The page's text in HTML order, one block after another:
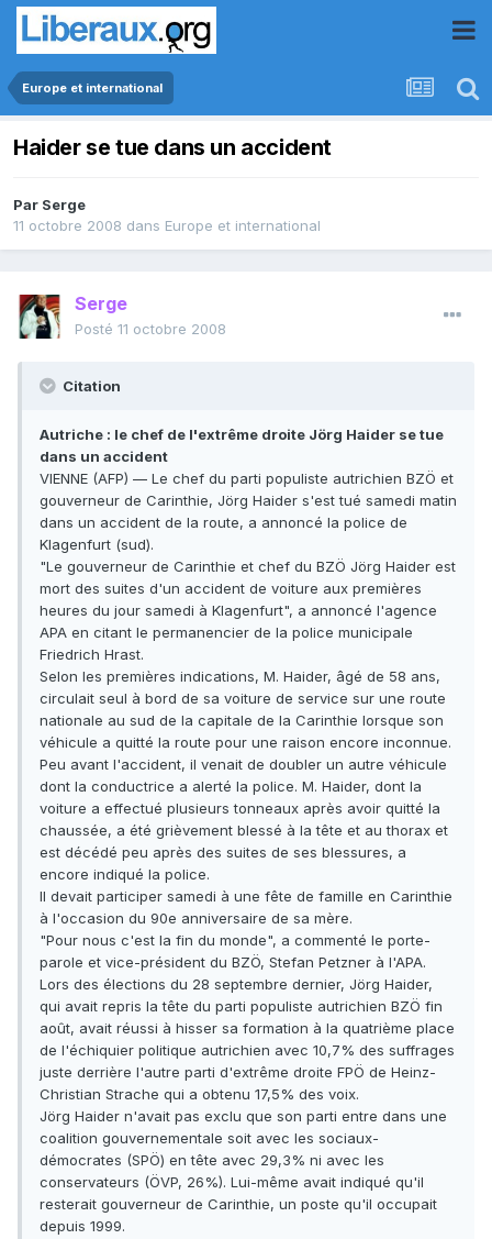
Europe et international
Haider se tue dans un accident
Par Serge
11 octobre 2008 dans Europe et international
Serge
Posté 11 octobre 2008
Citation
Autriche : le chef de l'extrême droite Jörg Haider se tue
dans un accident
VIENNE (AFP) — Le chef du parti populiste autrichien BZÖ et
gouverneur de Carinthie, Jörg Haider s'est tué samedi matin
dans un accident de la route, a annoncé la police de
Klagenfurt (sud).
"Le gouverneur de Carinthie et chef du BZÖ Jörg Haider est
mort des suites d'un accident de voiture aux premières
heures du jour samedi à Klagenfurt", a annoncé l'agence
APA en citant le permanencier de la police municipale
Friedrich Hrast.
Selon les premières indications, M. Haider, âgé de 58 ans,
circulait seul à bord de sa voiture de service sur une route
nationale au sud de la capitale de la Carinthie lorsque son
véhicule a quitté la route pour une raison encore inconnue.
Peu avant l'accident, il venait de doubler un autre véhicule
dont la conductrice a alerté la police. M. Haider, dont la
voiture a effectué plusieurs tonneaux après avoir quitté la
chaussée, a été grièvement blessé à la tête et au thorax et
est décédé peu après des suites de ses blessures, a
encore indiqué la police.
Il devait participer samedi à une fête de famille en Carinthie
à l'occasion du 90e anniversaire de sa mère.
"Pour nous c'est la fin du monde", a commenté le porte-
parole et vice-président du BZÖ, Stefan Petzner à l'APA.
Lors des élections du 28 septembre dernier, Jörg Haider,
qui avait repris la tête du parti populiste autrichien BZÖ fin
août, avait réussi à hisser sa formation à la quatrième place
de l'échiquier politique autrichien avec 10,7% des suffrages
juste derrière l'autre parti d'extrême droite FPÖ de Heinz-
Christian Strache qui a obtenu 17,5% des voix.
Jörg Haider n'avait pas exclu que son parti entre dans une
coalition gouvernementale soit avec les sociaux-
démocrates (SPÖ) en tête avec 29,3% ni avec les
conservateurs (ÖVP, 26%). Lui-même avait indiqué qu'il
resterait gouverneur de Carinthie, un poste qu'il occupait
depuis 1999.